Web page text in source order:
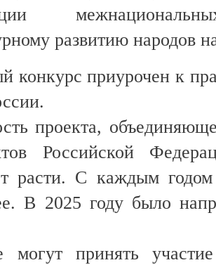
развитию народов
конкурс приурочен к
проекта,
Российской
расти. С каждым годом
В 2025 году было
могут принять